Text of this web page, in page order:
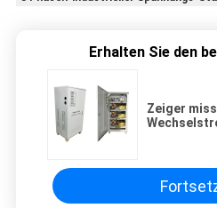
Erhalten Sie den
Zeiger